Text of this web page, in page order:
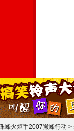
峰火炬手2007巅峰行动 >